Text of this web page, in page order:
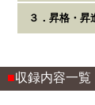
３．昇格・昇
■収録内容一